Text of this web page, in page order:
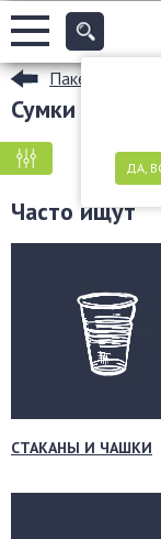
ДА,
Пакеты
Сумки из
Часто ищут
СТАКАНЫ И ЧАШКИ